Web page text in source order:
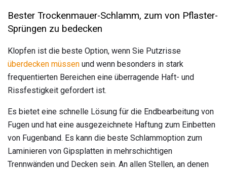
Bester Trockenmauer-Schlamm, zum von Pflaster-
Sprüngen zu bedecken
Klopfen ist die beste Option, wenn Sie Putzrisse
überdecken müssen und wenn besonders in stark
frequentierten Bereichen eine überragende Haft- und
Rissfestigkeit gefordert ist.
Es bietet eine schnelle Lösung für die Endbearbeitung von
Fugen und hat eine ausgezeichnete Haftung zum Einbetten
von Fugenband. Es kann die beste Schlammoption zum
Laminieren von Gipsplatten in mehrschichtigen
Trennwänden und Decken sein. An allen Stellen, an denen